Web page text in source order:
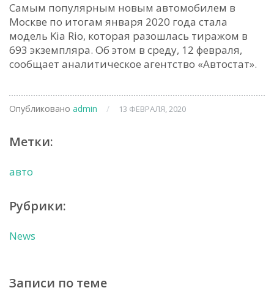
Самым популярным новым автомобилем в
Москве по итогам января 2020 года стала
модель Kia Rio, которая разошлась тиражом в
693 экземпляра. Об этом в среду, 12 февраля,
сообщает аналитическое агентство «Автостат».
Опубликовано admin / 13 ФЕВРАЛЯ, 2020
Метки:
авто
Рубрики:
News
Записи по теме